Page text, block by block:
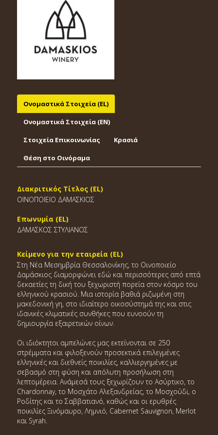
Ονομαστικά Στοιχεία (EL)
Ονομαστικά Στοιχεία (EΝ)
Στοιχεία Επικοινωνίας Κρασιά
Θέση στο Οινόραμα
Διακριτικός Τίτλος (EL)
ΟΙΝΟΠΟΙΕΙΟ ΔΑΜΑΣΚΙΟΣ
Επωνυμία (EL)
ΔΑΜΑΣΚΟΣ ΣΤΥΛΙΑΝΟΣ
Κείμενο για την εταιρεία (EL)
Στη Νέα Μεσημβρία Θεσσαλονίκης, το Οινοποιείο
Δαμάσκιος διαμορφώνει εδώ και περισσότερες από επτά
δεκαετίες τη δική του ξεχωριστή πορεία στον κόσμο του
ελληνικού κρασιού. Μια ιστορία βαθιά ριζωμένη στη
μακεδονική γη, στο ιδιαίτερο οικοσύστημά της και στις
ιδανικές κλιματικές συνθήκες που ευνοούν τη
δημιουργία εξαιρετικών οίνων.
Οι ιδιόκτητοι αμπελώνες μας εκτείνονται σε 250
στρέμματα και φιλοξενούν προσεκτικά επιλεγμένες
ελληνικές και διεθνείς ποικιλίες, καλλιεργημένες με
σεβασμό στη φύση και απόλυτη προσήλωση στη
λεπτομέρεια. Ανάμεσά τους ξεχωρίζουν το Ασύρτικο, το
Chardonnay, το Μοσχάτο Αλεξανδρείας, το Μοσχούδι, ο
Ροδίτης και το Σαββατιανό, καθώς και οι ερυθρές
ποικιλίες Ξινόμαυρο, Λημνιό, Cabernet Sauvignon, Merlot
και Syrah.